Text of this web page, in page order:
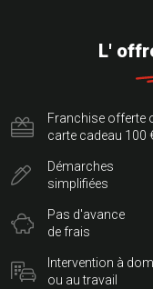
L'
Franchise offerte
carte cadeau 100
Démarches
simplifiées
Pas d'avance
de frais
Intervention à
ou au travail